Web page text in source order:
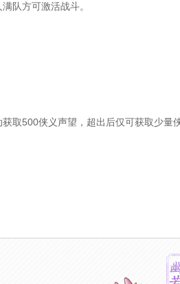
队方可激活战斗。
取500侠义声望，超出后仅可获取少量